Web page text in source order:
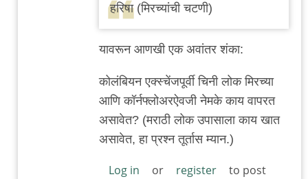
इराणी/
मध्य-
पूर्व
नंदन
हरिषा (मिरच्यांची चटणी)
यावरून आणखी एक अवांतर शंका:
कोलंबियन एक्स्चेंजपूर्वी चिनी लोक मिरच्या
आणि कॉर्नफ्लोअरऐवजी नेमके काय वापरत
असावेत? (मराठी लोक उपासाला काय खात
असावेत, हा प्रश्न तूर्तास म्यान.)
Log in or register
to post